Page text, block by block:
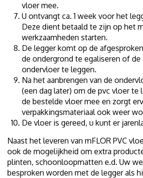
vloer mee.
U ontvangt ca. 1 week voor het
Deze dient betaald te zijn op het
werkzaamheden starten.
De legger komt op de
de ondergrond te egaliseren of de
ondervloer te leggen.
Na het aanbrengen van de
(een dag later) om de pvc vloer te
de bestelde vloer mee en zorgt
verpakkingsmateriaal ook weer
De vloer is gereed, u kunt er
Naast het leveren van mFLOR PVC
ook de mogelijkheid om extra
plinten, schoonloopmatten e.d. Uw
besproken worden met de legger als